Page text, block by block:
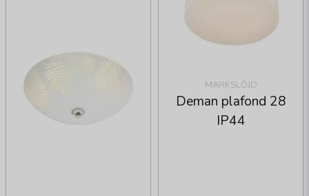
MARKSLÖJD
Deman plafond 28
IP44